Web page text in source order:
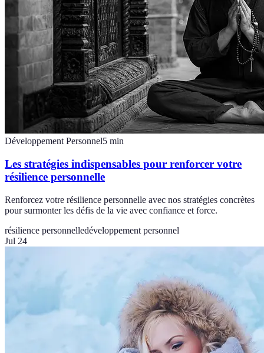
Développement Personnel5 min
Les stratégies indispensables pour renforcer votre
résilience personnelle
Renforcez votre résilience personnelle avec nos stratégies concrètes
pour surmonter les défis de la vie avec confiance et force.
résilience personnelledéveloppement personnel
Jul 24